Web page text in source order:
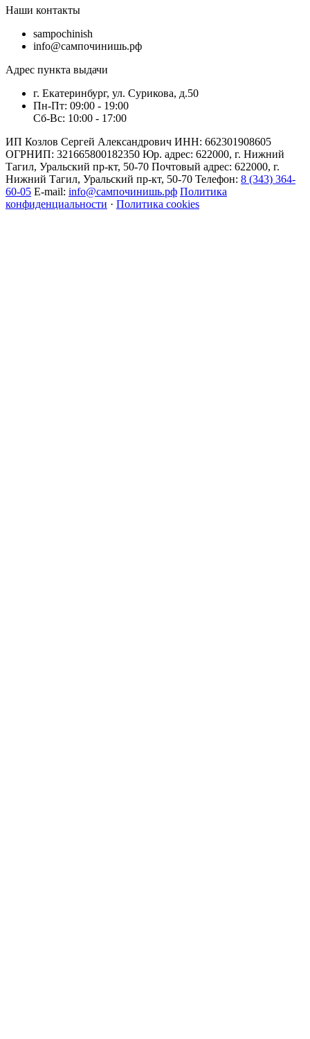
Наши контакты
sampochinish
info@сампочинишь.рф
Адрес пункта выдачи
г. Екатеринбург, ул. Сурикова, д.50
Пн-Пт: 09:00 - 19:00
Сб-Вс: 10:00 - 17:00
ИП Козлов Сергей Александрович ИНН: 662301908605
ОГРНИП: 321665800182350 Юр. адрес: 622000, г. Нижний
Тагил, Уральский пр-кт, 50-70 Почтовый адрес: 622000, г.
Нижний Тагил, Уральский пр-кт, 50-70 Телефон: 8 (343) 364-
60-05 E-mail: info@сампочинишь.рф Политика
конфиденциальности · Политика cookies